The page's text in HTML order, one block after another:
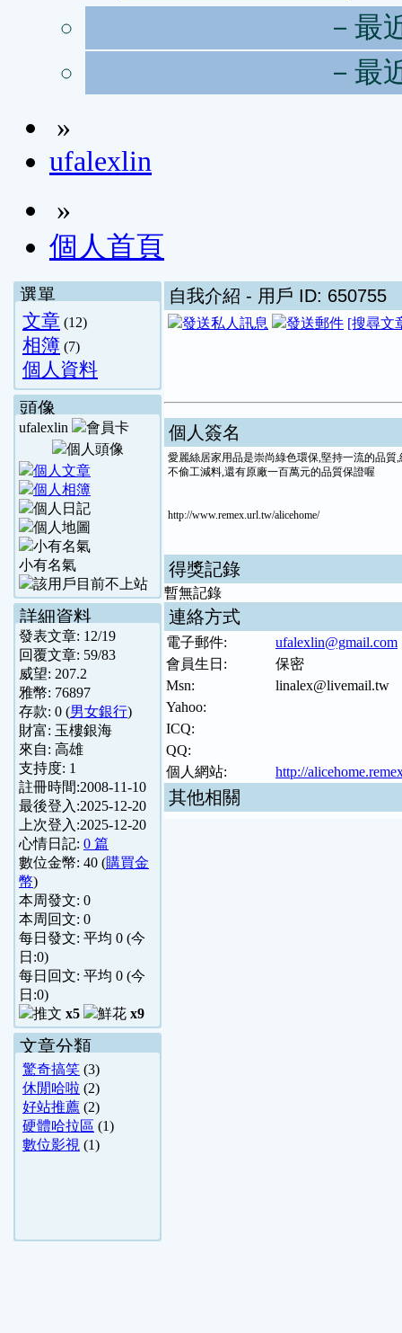
－最
－最
»
ufalexlin
»
個人首頁
選單
文章 (12)
相簿 (7)
個人資料
頭像
ufalexlin
小有名氣
詳細資料
發表文章: 12/19
回覆文章: 59/83
威望: 207.2
雅幣: 76897
存款: 0 (男女銀行)
財富: 玉樓銀海
來自: 高雄
支持度: 1
註冊時間:2008-11-10
最後登入:2025-12-20
上次登入:2025-12-20
心情日記: 0 篇
數位金幣: 40 (購買金
幣)
本周發文: 0
本周回文: 0
每日發文: 平均 0 (今
日:0)
每日回文: 平均 0 (今
日:0)
x5
x9
文章分類
驚奇搞笑 (3)
休閒哈啦 (2)
好站推薦 (2)
硬體哈拉區 (1)
數位影視 (1)
自我介紹 - 用戶 ID: 650755
[搜尋文
個人簽名
愛麗絲居家用品是崇尚綠色環保,堅持一流的品質
不偷工減料,還有原廠一百萬元的品質保證喔
http://www.remex.url.tw/alicehome/
得獎記錄
暫無記錄
連絡方式
電子郵件:
ufalexlin@gmail.com
會員生日:
保密
Msn:
linalex@livemail.tw
Yahoo:
ICQ:
QQ:
個人網站:
http://
其他相關